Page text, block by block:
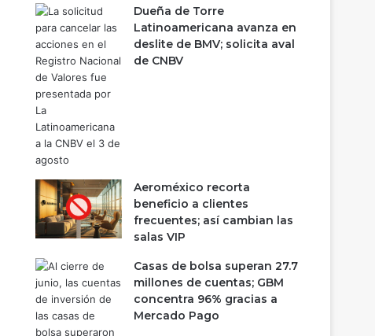
Dueña de Torre
Latinoamericana avanza en
deslite de BMV; solicita aval
de CNBV
Aeroméxico recorta
beneficio a clientes
frecuentes; así cambian las
salas VIP
Casas de bolsa superan 27.7
millones de cuentas; GBM
concentra 96% gracias a
Mercado Pago